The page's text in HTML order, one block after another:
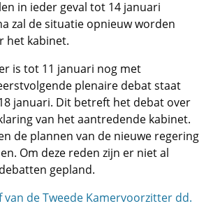
in ieder geval tot 14 januari
zal de situatie opnieuw worden
het kabinet.
is tot 11 januari nog met
plenaire debat staat
januari. Dit betreft het debat over
van het aantredende kabinet.
de plannen van de nieuwe regering
Om deze reden zijn er niet al
gepland.
van de Tweede Kamervoorzitter dd.